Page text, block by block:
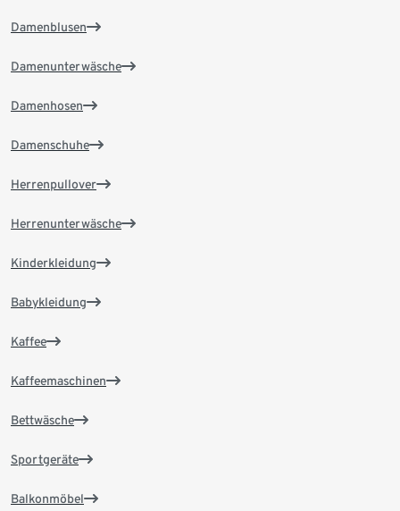
Damenblusen
Damenunterwäsche
Damenhosen
Damenschuhe
Herrenpullover
Herrenunterwäsche
Kinderkleidung
Babykleidung
Kaffee
Kaffeemaschinen
Bettwäsche
Sportgeräte
Balkonmöbel